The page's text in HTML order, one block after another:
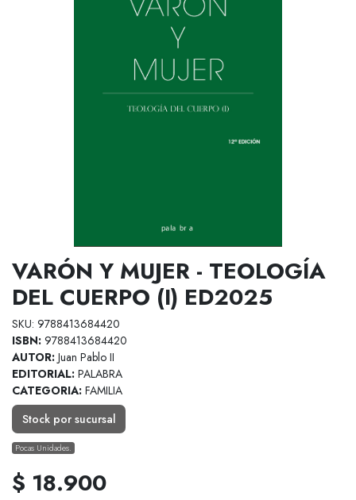
VARÓN Y MUJER - TEOLOGÍA
DEL CUERPO (I) ED2025
SKU: 9788413684420
ISBN: 9788413684420
AUTOR: Juan Pablo II
EDITORIAL: PALABRA
CATEGORIA: FAMILIA
Stock por sucursal
Pocas Unidades.
$ 18.900